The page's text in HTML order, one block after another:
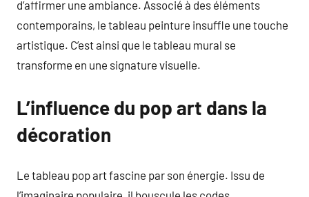
d’affirmer une ambiance. Associé à des éléments
contemporains, le tableau peinture insuffle une touche
artistique. C’est ainsi que le tableau mural se
transforme en une signature visuelle.
L’influence du pop art dans la
décoration
Le tableau pop art fascine par son énergie. Issu de